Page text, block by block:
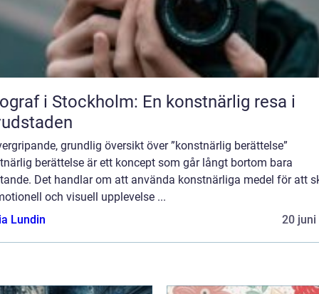
i Stockholm: En konstnärlig resa i
grundlig översikt över ”konstnärlig berättelse”
berättelse är ett koncept som går långt bortom bara
Det handlar om att använda konstnärliga medel för att
och visuell upplevelse ...
Lundin
20 juni